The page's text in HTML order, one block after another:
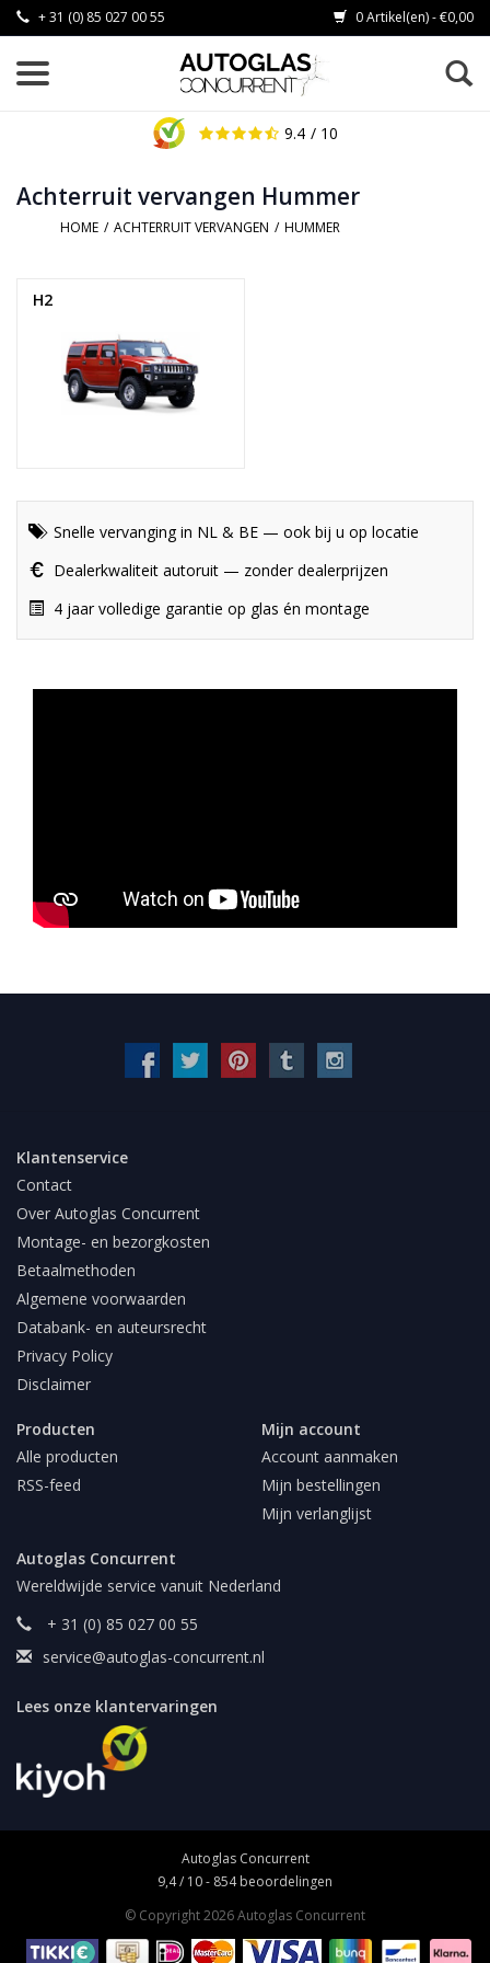
+ 31 (0) 85 027 00 55 0 Artikel(en) - €0,00
9.4 / 10
Achterruit vervangen Hummer
HOME / ACHTERRUIT VERVANGEN / HUMMER
H2
Snelle vervanging in NL & BE — ook bij u op locatie
Dealerkwaliteit autoruit — zonder dealerprijzen
4 jaar volledige garantie op glas én montage
Klantenservice
Contact
Over Autoglas Concurrent
Montage- en bezorgkosten
Betaalmethoden
Algemene voorwaarden
Databank- en auteursrecht
Privacy Policy
Disclaimer
Producten
Alle producten
RSS-feed
Mijn account
Account aanmaken
Mijn bestellingen
Mijn verlanglijst
Autoglas Concurrent
Wereldwijde service vanuit Nederland
+ 31 (0) 85 027 00 55
service@autoglas-concurrent.nl
Lees onze klantervaringen
Autoglas Concurrent
9,4/ 10- 854beoordelingen
© Copyright 2026 Autoglas Concurrent